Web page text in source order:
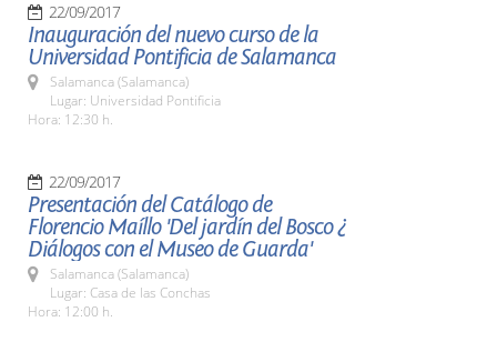
22/09/2017
Inauguración del nuevo curso de la
Universidad Pontificia de Salamanca
Salamanca (Salamanca)
Lugar: Universidad Pontificia
Hora: 12:30 h.
22/09/2017
Presentación del Catálogo de
Florencio Maíllo 'Del jardín del Bosco ¿
Diálogos con el Museo de Guarda'
Salamanca (Salamanca)
Lugar: Casa de las Conchas
Hora: 12:00 h.